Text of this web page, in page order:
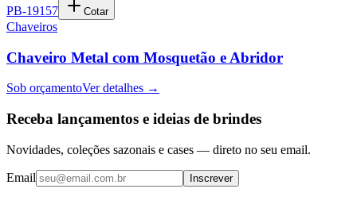
PB-19157 Cotar
Chaveiros
Chaveiro Metal com Mosquetão e Abridor
Sob orçamentoVer detalhes →
Receba lançamentos e ideias de brindes
Novidades, coleções sazonais e cases — direto no seu email.
Email Inscrever